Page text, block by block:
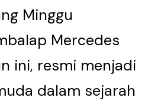
Minggu
Mercedes
ini, resmi menjadi
dalam sejarah